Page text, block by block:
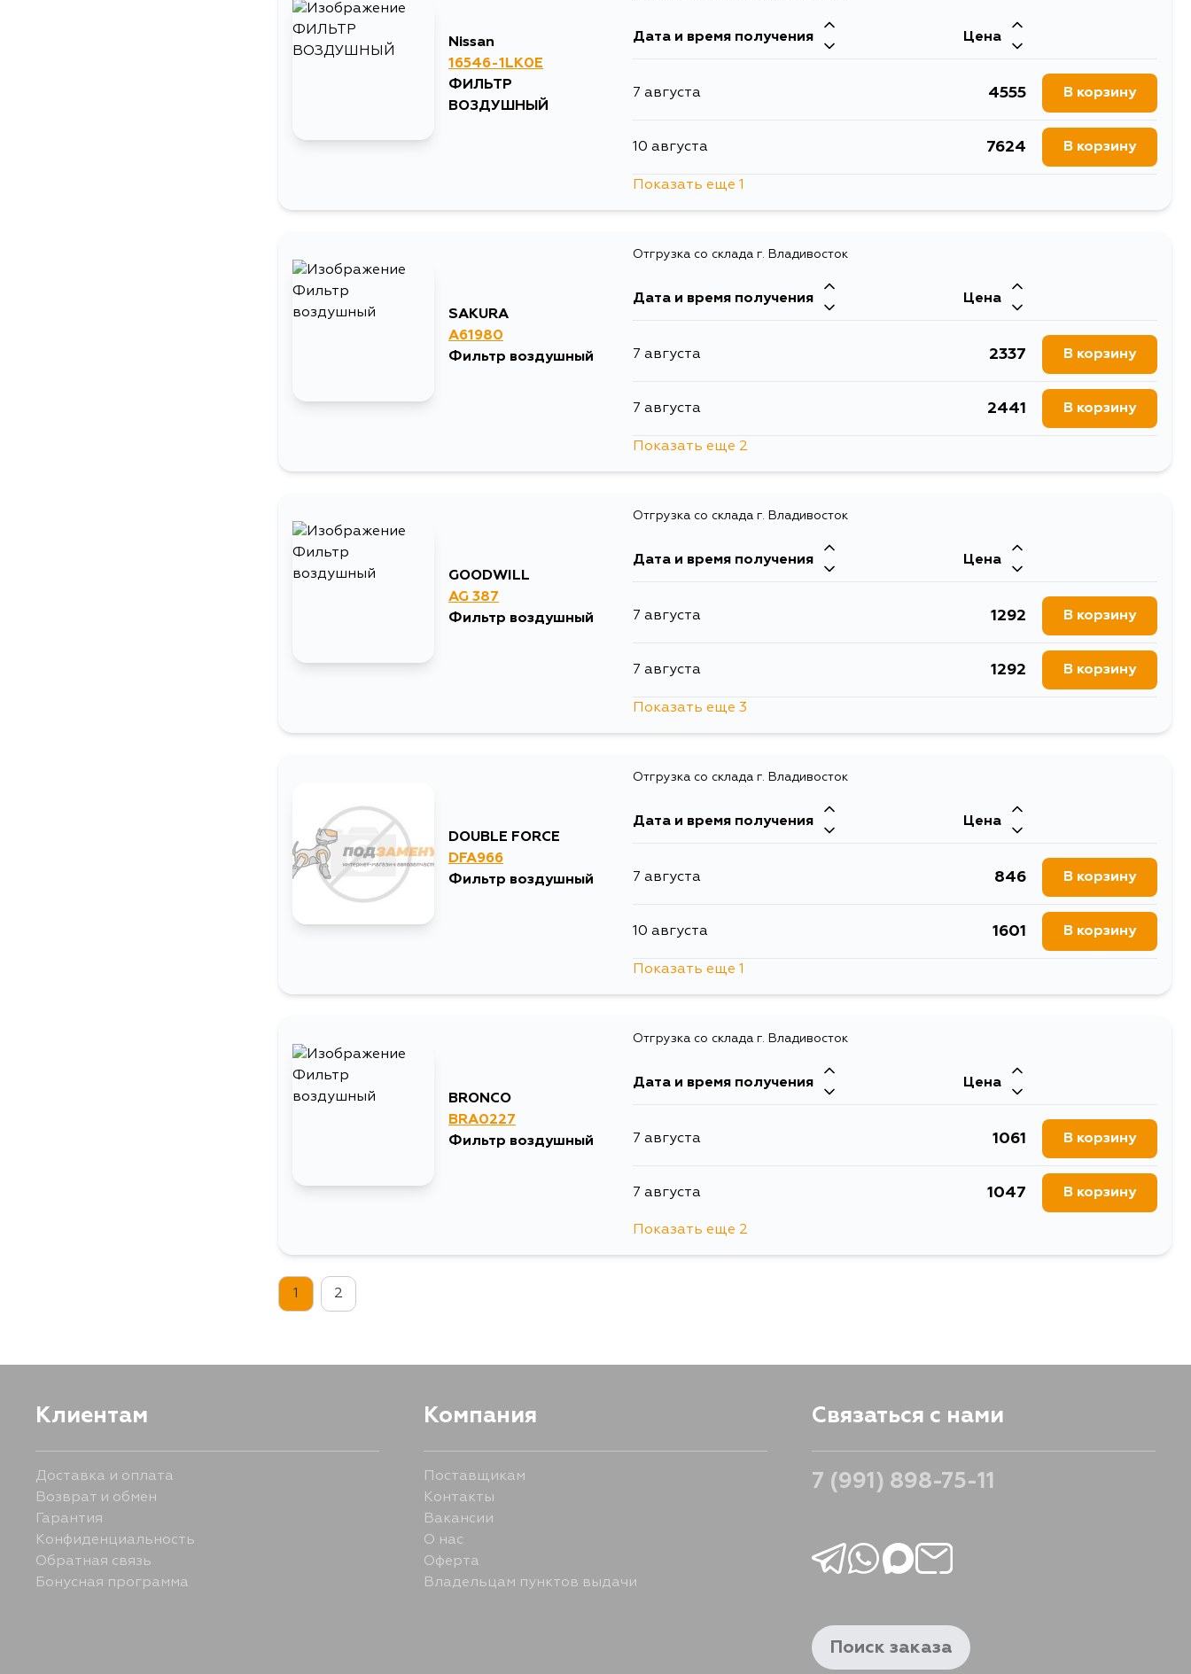
Nissan
16546-1LK0E
ФИЛЬТР
ВОЗДУШНЫЙ
Дата и время получения Цена
7 августа 4555 В корзину
10 августа 7624 В корзину
Показать еще 1
SAKURA
A61980
Фильтр воздушный
Отгрузка со склада г. Владивосток
Дата и время получения Цена
7 августа 2337 В корзину
7 августа 2441 В корзину
10 августа
Показать еще 2
GOODWILL
AG 387
Фильтр воздушный
Отгрузка со склада г. Владивосток
Дата и время получения Цена
7 августа 1292 В корзину
7 августа 1292 В корзину
13 августа
1 сентября 1292
Показать еще 3
DOUBLE FORCE
DFA966
Фильтр воздушный
Отгрузка со склада г. Владивосток
Дата и время получения Цена
7 августа 846 В корзину
10 августа 1601 В корзину
Показать еще 1
BRONCO
BRA0227
Фильтр воздушный
Отгрузка со склада г. Владивосток
Дата и время получения Цена
7 августа 1061 В корзину
7 августа 1047 В корзину
Показать еще 2
1 2
Клиентам
Доставка и оплата
Возврат и обмен
Гарантия
Конфиденциальность
Обратная связь
Бонусная программа
Компания
Поставщикам
Контакты
Вакансии
О нас
Оферта
Владельцам пунктов выдачи
Связаться с нами
7 (991) 898-75-11
Поиск заказа